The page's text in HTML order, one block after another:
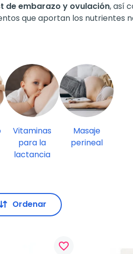
de embarazo y ovulación, así
que aportan los nutrientes
Vitaminas
para la
lactancia
Masaje
perineal
Ordenar
favorite_border